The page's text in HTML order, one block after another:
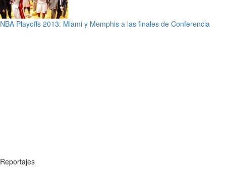
NBA Playoffs 2013: Miami y Memphis a las finales de Conferencia
Reportajes